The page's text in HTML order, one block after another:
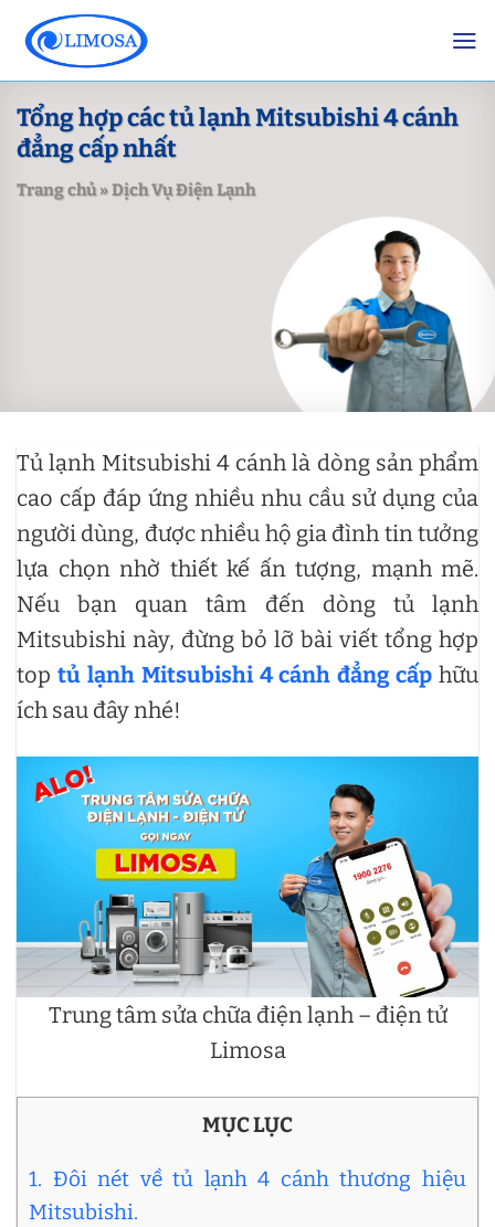
content
Tổng hợp các tủ lạnh Mitsubishi 4 cánh
đẳng cấp nhất
Trang chủ»Dịch Vụ Điện Lạnh
Tủ lạnh Mitsubishi 4 cánh là dòng sản phẩm
cao cấp đáp ứng nhiều nhu cầu sử dụng của
người dùng, được nhiều hộ gia đình tin tưởng
lựa chọn nhờ thiết kế ấn tượng, mạnh mẽ.
Nếu bạn quan tâm đến dòng tủ lạnh
Mitsubishi này, đừng bỏ lỡ bài viết tổng hợp
top tủ lạnh Mitsubishi 4 cánh đẳng cấp hữu
ích sau đây nhé!
Trung tâm sửa chữa điện lạnh – điện tử
Limosa
MỤC LỤC
1. Đôi nét về tủ lạnh 4 cánh thương hiệu
Mitsubishi.